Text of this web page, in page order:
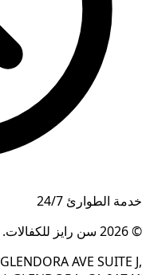
خدمة الطوارئ 24/7
© 2026
سن رايز للكفالات.
AVE SUITE J,